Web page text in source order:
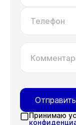
Телефон
Принимаю
Отправить